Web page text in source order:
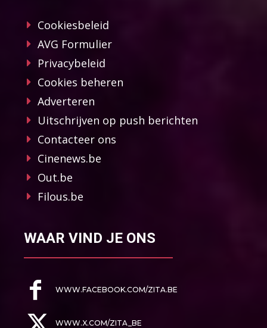
Cookiesbeleid
AVG Formulier
Privacybeleid
Cookies beheren
Adverteren
Uitschrijven op push berichten
Contacteer ons
Cinenews.be
Out.be
Filous.be
WAAR VIND JE ONS
WWW.FACEBOOK.COM/ZITA.BE
WWW.X.COM/ZITA_BE